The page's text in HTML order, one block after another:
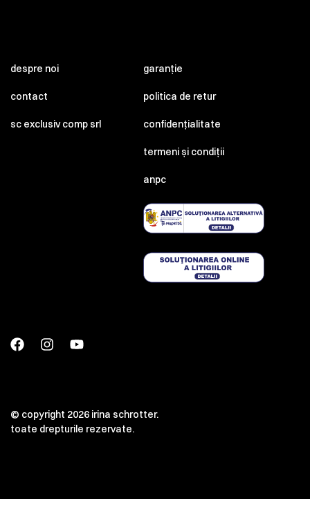
despre noi
contact
sc exclusiv comp srl
garanție
politica de retur
confidențialitate
termeni și condiții
anpc
© copyright 2026 irina schrotter.
toate drepturile rezervate.